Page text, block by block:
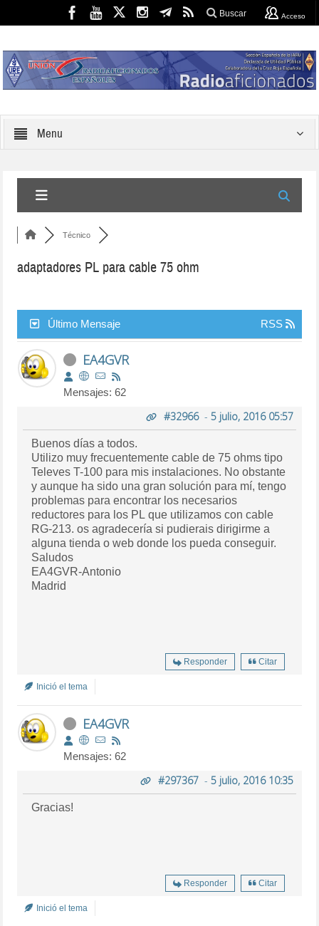
Buscar Acceso
Menu
Técnico
adaptadores PL para cable 75 ohm
Último Mensaje RSS
EA4GVR
Mensajes: 62
#32966- 5 julio, 2016 05:57
Buenos días a todos.
Utilizo muy frecuentemente cable de 75 ohms tipo
Televes T-100 para mis instalaciones. No obstante
y aunque ha sido una gran solución para mí, tengo
problemas para encontrar los necesarios
reductores para los PL que utilizamos con cable
RG-213. os agradecería si pudierais dirigirme a
alguna tienda o web donde los pueda conseguir.
Saludos
EA4GVR-Antonio
Madrid
Responder Citar
Inició el tema
EA4GVR
Mensajes: 62
#297367- 5 julio, 2016 10:35
Gracias!
Responder Citar
Inició el tema